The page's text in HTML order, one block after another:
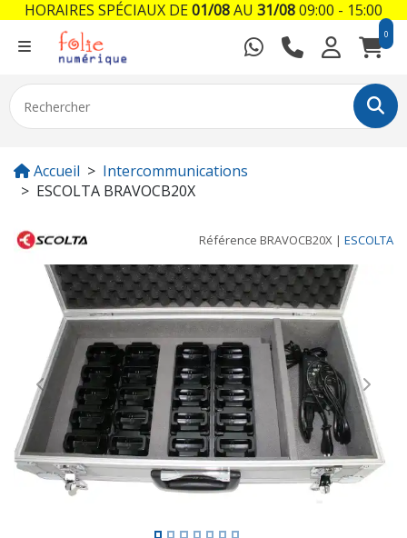
0
Accueil
Intercommunications
ESCOLTA BRAVOCB20X
Référence BRAVOCB20X | ESCOLTA
Previous Next
HORAIRES SPÉCIAUX DE01/08AU 31/0809:00 - 15:00